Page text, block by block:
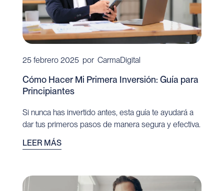
25 febrero 2025 por CarmaDigital
Cómo Hacer Mi Primera Inversión: Guía para
Principiantes
Si nunca has invertido antes, esta guía te ayudará a
dar tus primeros pasos de manera segura y efectiva.
LEER MÁS